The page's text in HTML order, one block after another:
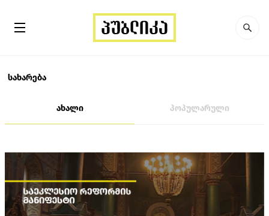
სახარება
ახალი პოპულარული